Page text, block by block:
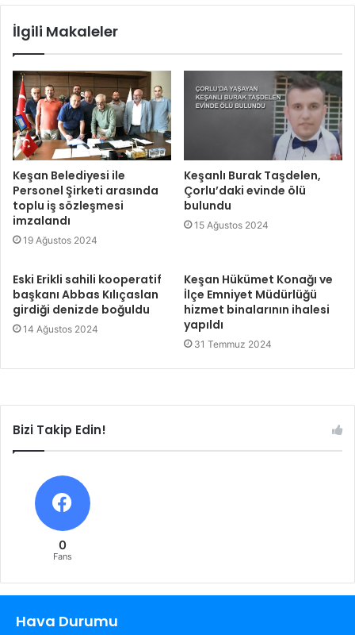
İlgili Makaleler
Keşan Belediyesi ile
Personel Şirketi arasında
toplu iş sözleşmesi
imzalandı
19 Ağustos 2024
Keşanlı Burak Taşdelen,
Çorlu’daki evinde ölü
bulundu
15 Ağustos 2024
Eski Erikli sahili kooperatif
başkanı Abbas Kılıçaslan
girdiği denizde boğuldu
14 Ağustos 2024
Keşan Hükümet Konağı ve
İlçe Emniyet Müdürlüğü
hizmet binalarının ihalesi
yapıldı
31 Temmuz 2024
Bizi Takip Edin!
0
Fans
Hava Durumu